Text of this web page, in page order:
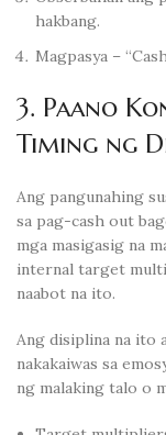
hakbang.
Magpasya –
3. Paano
Timing ng
Ang pangunahing
sa pag-cash out
mga masigasig na
internal target
naabot na ito.
Ang disiplina na ito
nakakaiwas sa
ng malaking talo o